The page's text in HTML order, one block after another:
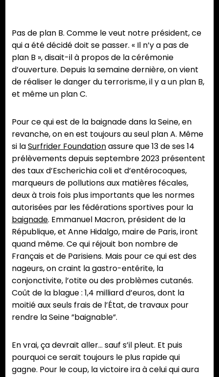
Pas de plan B. Comme le veut notre président, ce
qui a été décidé doit se passer. « Il n’y a pas de
plan B », disait-il à propos de la cérémonie
d’ouverture. Depuis la semaine dernière, on vient
de réaliser le danger du terrorisme, il y a un plan B,
et même un plan C.
Pour ce qui est de la baignade dans la Seine, en
revanche, on en est toujours au seul plan A. Même
si laSurfrider Foundationassure que 13 de ses 14
prélèvements depuis septembre 2023 présentent
des taux d’Escherichia coli et d’entérocoques,
marqueurs de pollutions aux matières fécales,
deux à trois fois plus importants que les normes
autorisées par les fédérations sportives pour la
baignade. Emmanuel Macron, président de la
République, et Anne Hidalgo, maire de Paris, iront
quand même. Ce qui réjouit bon nombre de
Français et de Parisiens. Mais pour ce qui est des
nageurs, on craint la gastro-entérite, la
conjonctivite, l’otite ou des problèmes cutanés.
Coût de la blague : 1,4 milliard d’euros, dont la
moitié aux seuls frais de l’État, de travaux pour
rendre la Seine ”baignable”.
En vrai, ça devrait aller… sauf s’il pleut. Et puis
pourquoi ce serait toujours le plus rapide qui
gagne. Pour le coup, la victoire ira à celui qui aura